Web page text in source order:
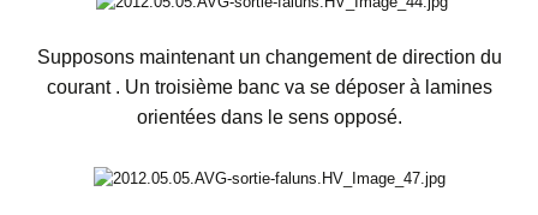
Supposons maintenant un changement de direction du
courant . Un troisième banc va se déposer à lamines
orientées dans le sens opposé.